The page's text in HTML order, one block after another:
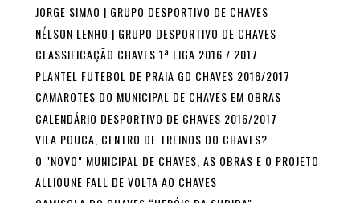
JORGE SIMÃO | GRUPO DESPORTIVO DE CHAVES
NÉLSON LENHO | GRUPO DESPORTIVO DE CHAVES
CLASSIFICAÇÃO CHAVES 1ª LIGA 2016 / 2017
PLANTEL FUTEBOL DE PRAIA GD CHAVES 2016/2017
CAMAROTES DO MUNICIPAL DE CHAVES EM OBRAS
CALENDÁRIO DESPORTIVO DE CHAVES 2016/2017
VILA POUCA, CENTRO DE TREINOS DO CHAVES?
O "NOVO" MUNICIPAL DE CHAVES, AS OBRAS E O PROJETO
ALLIOUNE FALL DE VOLTA AO CHAVES